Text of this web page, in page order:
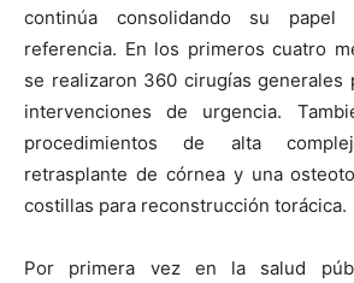
continúa consolidando su
referencia. En los primeros cuatro
se realizaron 360 cirugías generales
intervenciones de urgencia.
procedimientos de alta
retrasplante de córnea y una
costillas para reconstrucción torácica.
Por primera vez en la salud